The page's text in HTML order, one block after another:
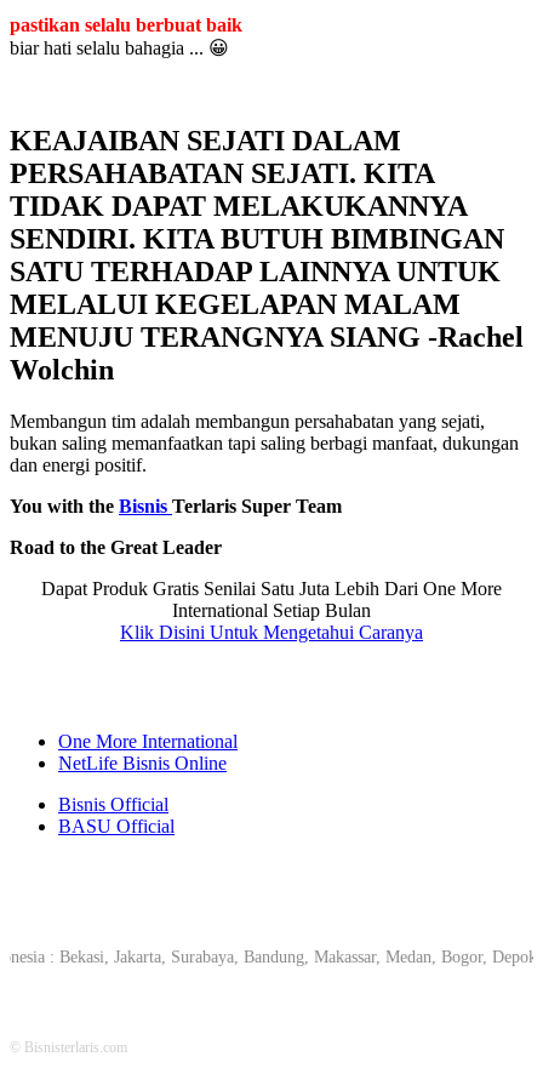
pastikan selalu berbuat baik
biar hati selalu bahagia ... 😀
KEAJAIBAN SEJATI DALAM
PERSAHABATAN SEJATI. KITA
TIDAK DAPAT MELAKUKANNYA
SENDIRI. KITA BUTUH BIMBINGAN
SATU TERHADAP LAINNYA UNTUK
MELALUI KEGELAPAN MALAM
MENUJU TERANGNYA SIANG -Rachel
Wolchin
Membangun tim adalah membangun persahabatan yang sejati,
bukan saling memanfaatkan tapi saling berbagi manfaat, dukungan
dan energi positif.
You with the Bisnis Terlaris Super Team
Road to the Great Leader
Dapat Produk Gratis Senilai Satu Juta Lebih Dari One More
International Setiap Bulan
Klik Disini Untuk Mengetahui Caranya
One More International
NetLife Bisnis Online
Bisnis Official
BASU Official
: Bekasi, Jakarta, Surabaya, Bandung, Makassar, Medan, Bogor,
© Bisnisterlaris.com